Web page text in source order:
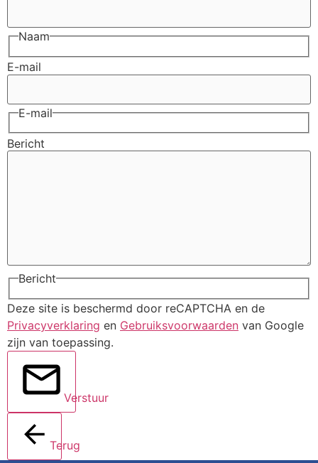
Naam
E-mail
E-mail
Bericht
Bericht
Deze site is beschermd door reCAPTCHA en de
Privacyverklaring en Gebruiksvoorwaarden van Google
zijn van toepassing.
Verstuur
Terug